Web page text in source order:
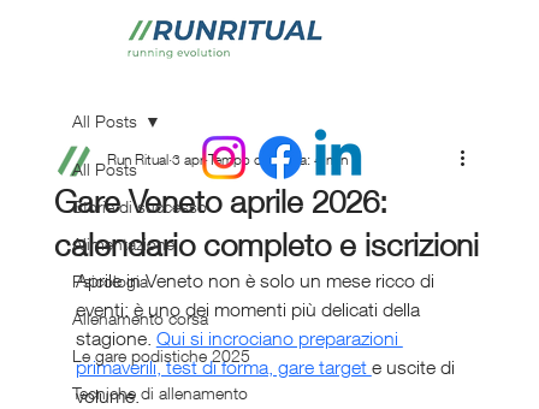
All Posts
Storie di successo
Alimentazione
Psicologia
Allenamento corsa
Le gare podistiche 2025
Tecniche di allenamento
All Posts
Gare Veneto aprile 2026:
calendario completo e iscrizioni
Run Ritual 3 apr Tempo di lettura: 4 min
Aprile in Veneto non è solo un mese ricco di
eventi: è uno dei momenti più delicati della
stagione. Qui si incrociano preparazioni
primaverili, test di forma, gare target e uscite di
volume.